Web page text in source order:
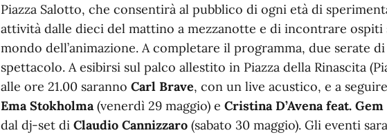
Piazza Salotto, che consentirà al pubblico di ogni età di
attività dalle dieci del mattino a mezzanotte e di incontrare ospiti
mondo dell’animazione. A completare il programma, due serate
spettacolo. A esibirsi sul palco allestito in Piazza della Rinascita
alle ore 21.00 saranno Carl Brave, con un live acustico, e a
Ema Stokholma(venerdì 29 maggio) e Cristina D’Avena feat. Gem
dal dj-set di Claudio Cannizzaro (sabato 30 maggio). Gli eventi